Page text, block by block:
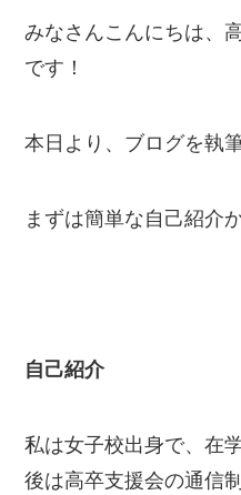
みなさんこんにちは、
です！
本日より、ブログを執
まずは簡単な自己紹介
自己紹介
私は女子校出身で、在
後は高卒支援会の通信